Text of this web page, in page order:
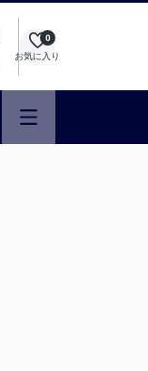
お気に入り
0